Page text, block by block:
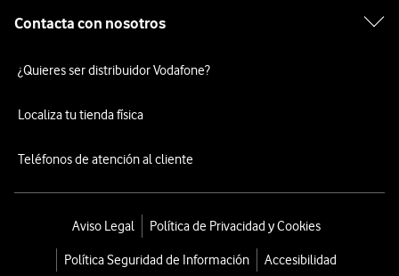
Contacta con nosotros
¿Quieres ser distribuidor Vodafone?
Localiza tu tienda física
Teléfonos de atención al cliente
Aviso Legal Política de Privacidad y Cookies
Política Seguridad de Información Accesibilidad